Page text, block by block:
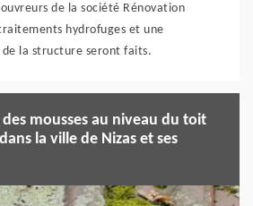
de la société Rénovation
hydrofuges et une
la structure seront faits.
des mousses au niveau du toit
la ville de Nizas et ses